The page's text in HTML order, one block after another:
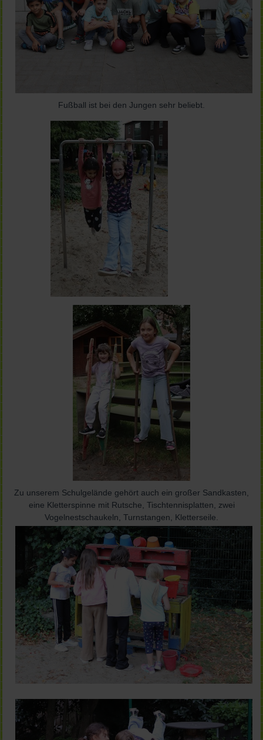
Fußball ist bei den Jungen sehr beliebt.
Zu unserem Schulgelände gehört auch ein großer Sandkasten,
eine Kletterspinne mit Rutsche, Tischtennisplatten, zwei
Vogelnestschaukeln, Turnstangen, Kletterseile.